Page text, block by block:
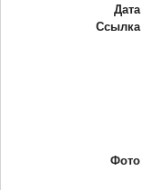
Дата
Ссылка
Фото